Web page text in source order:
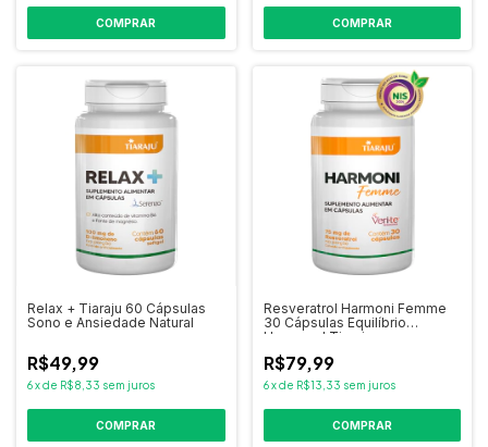
COMPRAR
Relax + Tiaraju 60 Cápsulas
Sono e Ansiedade Natural
R$49,99
6xde R$8,33 sem juros
COMPRAR
Resveratrol Harmoni Femme
30 Cápsulas Equilíbrio
Hormonal Tiaraju
R$79,99
6 xde R$13,33 sem juros
COMPRAR